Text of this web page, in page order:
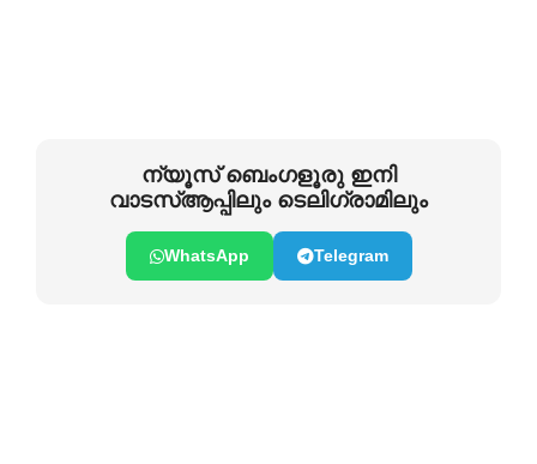
ന്യൂസ് ബെംഗളൂരു ഇനി
വാടസ്ആപ്പിലും ടെലിഗ്രാമിലും
WhatsApp Telegram